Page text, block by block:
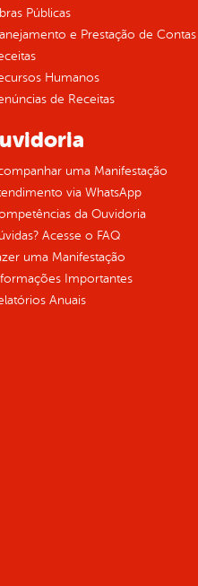
Públicas
e Prestação de Contas
Humanos
de Receitas
uma Manifestação
via WhatsApp
da Ouvidoria
Acesse o FAQ
uma Manifestação
Importantes
Anuais